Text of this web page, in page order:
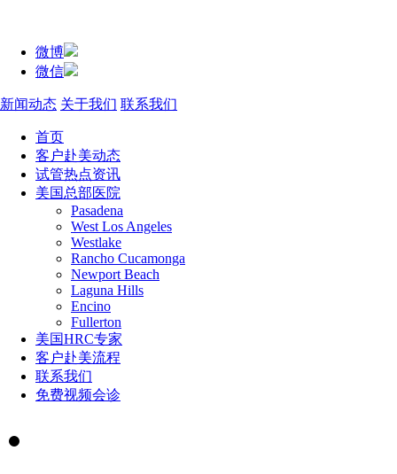
微博
微信
新闻动态 关于我们 联系我们
首页
客户赴美动态
试管热点资讯
美国总部医院
Pasadena
West Los Angeles
Westlake
Rancho Cucamonga
Newport Beach
Laguna Hills
Encino
Fullerton
美国HRC专家
客户赴美流程
联系我们
免费视频会诊